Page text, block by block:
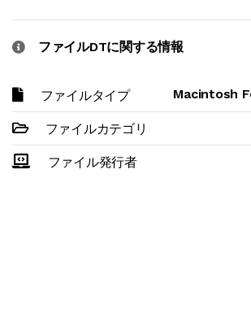
ファイルDTに関する情報
ファイルタイプ Macintosh
ファイルカテゴリ
ファイル発行者